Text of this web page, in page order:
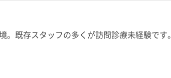
既存スタッフの多くが訪問診療未経験です。